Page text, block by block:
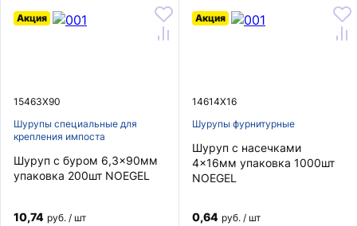
15463X90
Шурупы специальные для
крепления импоста
Акция
Шуруп с буром 6,3x90мм
упаковка 200шт NOEGEL
10,74 руб. / шт
14614X16
Шурупы фурнитурные
Акция
Шуруп с насечками
4x16мм упаковка 1000шт
NOEGEL
0,64 руб. / шт